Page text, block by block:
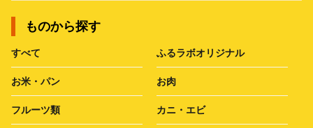
ものから探す
すべて ふるラボオリジナル
お米・パン お肉
フルーツ類 カニ・エビ